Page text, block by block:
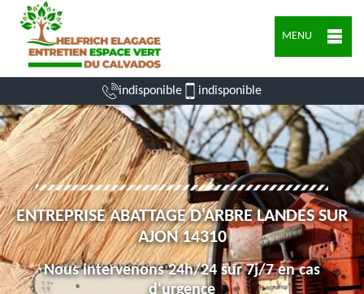
MENU
indisponible indisponible
ENTREPRISE ABATTAGE D'ARBRE LANDES SUR
AJON 14310
Nous intervenons 24h/24 sur 7j/7 en cas
d'urgence